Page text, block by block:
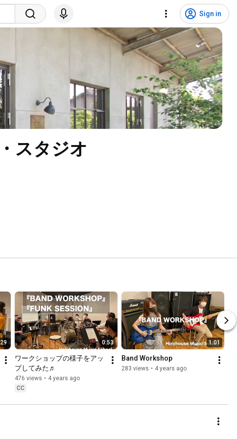
Sign in
スタジオ
0:53
ワークショップの様子をアッ
プしてみた♬
476 views • 4 years ago
CC
1:01
Band Workshop
283 views • 4 years ago